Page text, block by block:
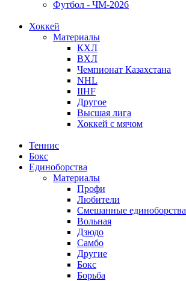
Футбол - ЧМ-2026
Хоккей
Материалы
КХЛ
ВХЛ
Чемпионат Казахстана
NHL
IIHF
Другое
Высшая лига
Хоккей с мячом
Теннис
Бокс
Единоборства
Материалы
Профи
Любители
Смешанные единоборства
Вольная
Дзюдо
Самбо
Другие
Бокс
Борьба